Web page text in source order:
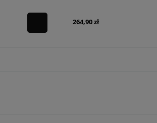
264,90 zł